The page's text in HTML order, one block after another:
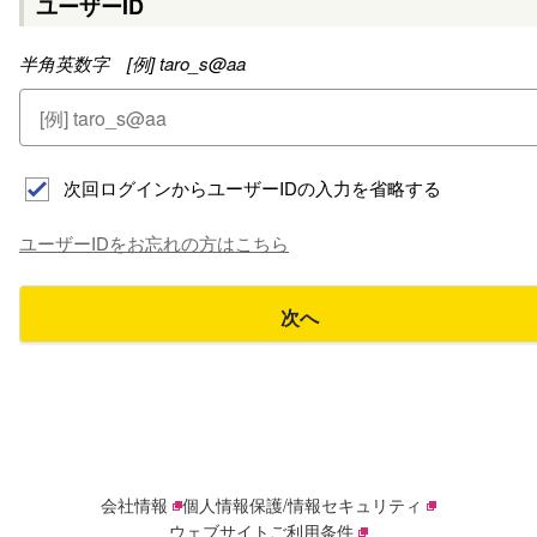
半角英数字 [例] taro_s@aa
次回ログインからユーザーIDの入力を省略する
ユーザーIDをお忘れの方はこちら
次へ
会社情報
個人情報保護/情報セキュリティ
ウェブサイトご利用条件